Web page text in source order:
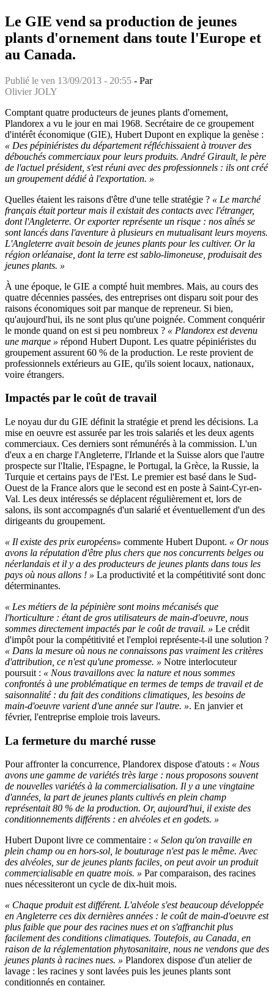
Le GIE vend sa production de jeunes
plants d'ornement dans toute l'Europe et
au Canada.
Publié le ven 13/09/2013 - 20:55 - Par
Olivier JOLY
Comptant quatre producteurs de jeunes plants d'ornement,
Plandorex a vu le jour en mai 1968. Secrétaire de ce groupement
d'intérêt économique (GIE), Hubert Dupont en explique la genèse :
« Des pépiniéristes du département réfléchissaient à trouver des
débouchés commerciaux pour leurs produits. André Girault, le père
de l'actuel président, s'est réuni avec des professionnels : ils ont créé
un groupement dédié à l'exportation. »
Quelles étaient les raisons d'être d'une telle stratégie ? « Le marché
français était porteur mais il existait des contacts avec l'étranger,
dont l'Angleterre. Or exporter représente un risque : nos aînés se
sont lancés dans l'aventure à plusieurs en mutualisant leurs moyens.
L'Angleterre avait besoin de jeunes plants pour les cultiver. Or la
région orléanaise, dont la terre est sablo-limoneuse, produisait des
jeunes plants. »
À une époque, le GIE a compté huit membres. Mais, au cours des
quatre décennies passées, des entreprises ont disparu soit pour des
raisons économiques soit par manque de repreneur. Si bien,
qu'aujourd'hui, ils ne sont plus qu'une poignée. Comment conquérir
le monde quand on est si peu nombreux ? « Plandorex est devenu
une marque » répond Hubert Dupont. Les quatre pépiniéristes du
groupement assurent 60 % de la production. Le reste provient de
professionnels extérieurs au GIE, qu'ils soient locaux, nationaux,
voire étrangers.
Impactés par le coût de travail
Le noyau dur du GIE définit la stratégie et prend les décisions. La
mise en oeuvre est assurée par les trois salariés et les deux agents
commerciaux. Ces derniers sont rémunérés à la commission. L'un
d'eux a en charge l'Angleterre, l'Irlande et la Suisse alors que l'autre
prospecte sur l'Italie, l'Espagne, le Portugal, la Grèce, la Russie, la
Turquie et certains pays de l'Est. Le premier est basé dans le Sud-
Ouest de la France alors que le second est en poste à Saint-Cyr-en-
Val. Les deux intéressés se déplacent régulièrement et, lors de
salons, ils sont accompagnés d'un salarié et éventuellement d'un des
dirigeants du groupement.
« Il existe des prix européens» commente Hubert Dupont. « Or nous
avons la réputation d'être plus chers que nos concurrents belges ou
néerlandais et il y a des producteurs de jeunes plants dans tous les
pays où nous allons ! » La productivité et la compétitivité sont donc
déterminantes.
« Les métiers de la pépinière sont moins mécanisés que
l'horticulture : étant de gros utilisateurs de main-d'oeuvre, nous
sommes directement impactés par le coût de travail. » Le crédit
d'impôt pour la compétitivité et l'emploi représente-t-il une solution ?
« Dans la mesure où nous ne connaissons pas vraiment les critères
d'attribution, ce n'est qu'une promesse. » Notre interlocuteur
poursuit : « Nous travaillons avec la nature et nous sommes
confrontés à une problématique en termes de temps de travail et de
saisonnalité : du fait des conditions climatiques, les besoins de
main-d'oeuvre varient d'une année sur l'autre. ». En janvier et
février, l'entreprise emploie trois laveurs.
La fermeture du marché russe
Pour affronter la concurrence, Plandorex dispose d'atouts : « Nous
avons une gamme de variétés très large : nous proposons souvent
de nouvelles variétés à la commercialisation. Il y a une vingtaine
d'années, la part de jeunes plants cultivés en plein champ
représentait 80 % de la production. Or, aujourd'hui, il existe des
conditionnements différents : en alvéoles et en godets. »
Hubert Dupont livre ce commentaire : « Selon qu'on travaille en
plein champ ou en hors-sol, le bouturage n'est pas le même. Avec
des alvéoles, sur de jeunes plants faciles, on peut avoir un produit
commercialisable en quatre mois. » Par comparaison, des racines
nues nécessiteront un cycle de dix-huit mois.
« Chaque produit est différent. L'alvéole s'est beaucoup développée
en Angleterre ces dix dernières années : le coût de main-d'oeuvre est
plus faible que pour des racines nues et on s'affranchit plus
facilement des conditions climatiques. Toutefois, au Canada, en
raison de la réglementation phytosanitaire, nous ne vendons que des
jeunes plants à racines nues. » Plandorex dispose d'un atelier de
lavage : les racines y sont lavées puis les jeunes plants sont
conditionnés en container.